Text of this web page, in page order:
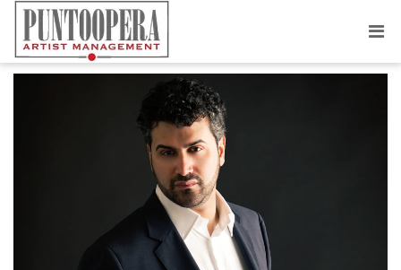
DARIO DI VIETRI